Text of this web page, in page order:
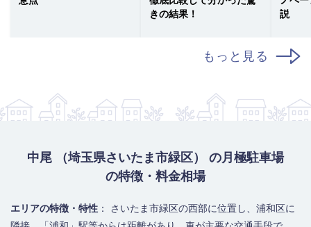
きの結果！
説
もっと見る
中尾 （埼玉県さいたま市緑区） の月極駐車場
の特徴・料金相場
エリアの特徴・特性 ： さいたま市緑区の西部に位置し、浦和区に